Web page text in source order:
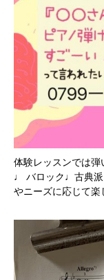
体験レッスンでは
♩ バロック♩古典
やニーズに応じて楽